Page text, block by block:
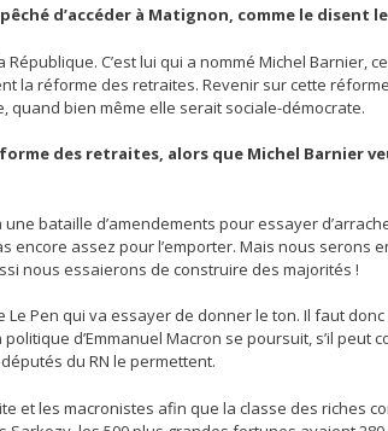
d’accéder à Matignon, comme le disent
C’est lui qui a nommé Michel Barnier, ce
la réforme des retraites. Revenir sur cette
quand bien même elle serait sociale-démocrate.
des retraites, alors que Michel Barnier
bataille d’amendements pour essayer
encore assez pour l’emporter. Mais nous serons
nous essaierons de construire des majorités !
Le Pen qui va essayer de donner le ton. Il faut
d’Emmanuel Macron se poursuit, s’il peut
du RN le permettent.
et les macronistes afin que la classe des riches